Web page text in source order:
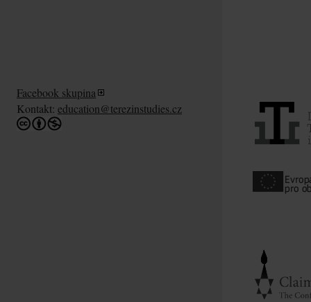
Facebook skupina
Kontakt: education@terezinstudies.cz